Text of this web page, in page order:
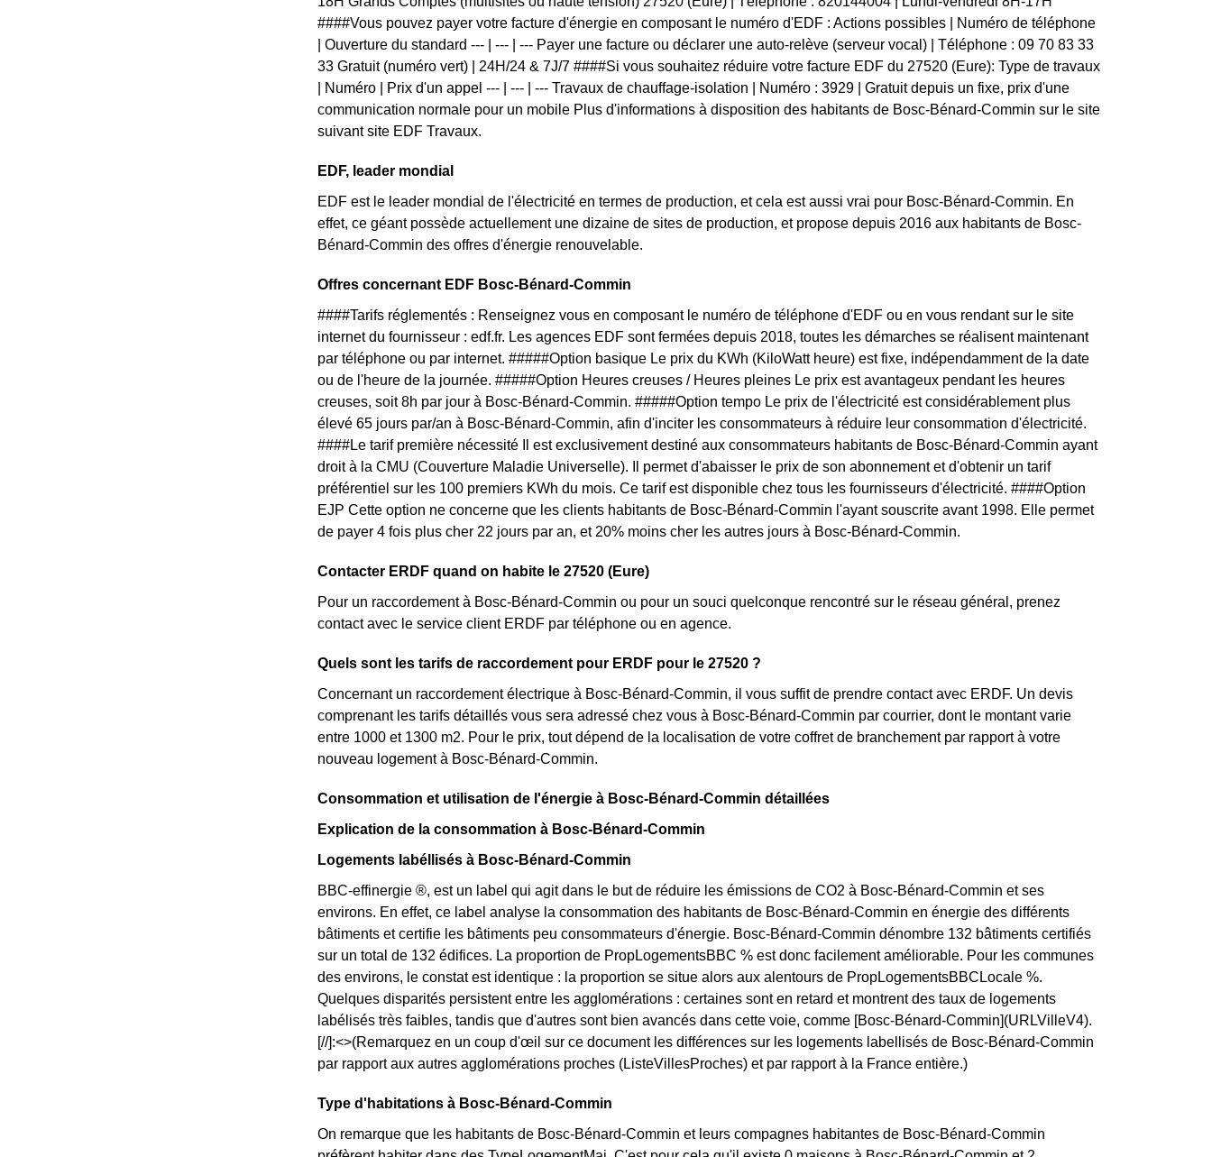
####Vous pouvez payer votre facture d'énergie en composant le numéro d'EDF : Actions possibles | Numéro de téléphone
| Ouverture du standard --- | --- | --- Payer une facture ou déclarer une auto-relève (serveur vocal) | Téléphone : 09 70 83 33
33 Gratuit (numéro vert) | 24H/24 & 7J/7 ####Si vous souhaitez réduire votre facture EDF du 27520 (Eure): Type de travaux
| Numéro | Prix d'un appel --- | --- | --- Travaux de chauffage-isolation | Numéro : 3929 | Gratuit depuis un fixe, prix d'une
communication normale pour un mobile Plus d'informations à disposition des habitants de Bosc-Bénard-Commin sur le site
suivant site EDF Travaux.
EDF, leader mondial
EDF est le leader mondial de l'électricité en termes de production, et cela est aussi vrai pour Bosc-Bénard-Commin. En
effet, ce géant possède actuellement une dizaine de sites de production, et propose depuis 2016 aux habitants de Bosc-
Bénard-Commin des offres d'énergie renouvelable.
Offres concernant EDF Bosc-Bénard-Commin
####Tarifs réglementés : Renseignez vous en composant le numéro de téléphone d'EDF ou en vous rendant sur le site
internet du fournisseur : edf.fr. Les agences EDF sont fermées depuis 2018, toutes les démarches se réalisent maintenant
par téléphone ou par internet. #####Option basique Le prix du KWh (KiloWatt heure) est fixe, indépendamment de la date
ou de l'heure de la journée. #####Option Heures creuses / Heures pleines Le prix est avantageux pendant les heures
creuses, soit 8h par jour à Bosc-Bénard-Commin. #####Option tempo Le prix de l'électricité est considérablement plus
élevé 65 jours par/an à Bosc-Bénard-Commin, afin d'inciter les consommateurs à réduire leur consommation d'électricité.
####Le tarif première nécessité Il est exclusivement destiné aux consommateurs habitants de Bosc-Bénard-Commin ayant
droit à la CMU (Couverture Maladie Universelle). Il permet d'abaisser le prix de son abonnement et d'obtenir un tarif
préférentiel sur les 100 premiers KWh du mois. Ce tarif est disponible chez tous les fournisseurs d'électricité. ####Option
EJP Cette option ne concerne que les clients habitants de Bosc-Bénard-Commin l'ayant souscrite avant 1998. Elle permet
de payer 4 fois plus cher 22 jours par an, et 20% moins cher les autres jours à Bosc-Bénard-Commin.
Contacter ERDF quand on habite le 27520 (Eure)
Pour un raccordement à Bosc-Bénard-Commin ou pour un souci quelconque rencontré sur le réseau général, prenez
contact avec le service client ERDF par téléphone ou en agence.
Quels sont les tarifs de raccordement pour ERDF pour le 27520 ?
Concernant un raccordement électrique à Bosc-Bénard-Commin, il vous suffit de prendre contact avec ERDF. Un devis
comprenant les tarifs détaillés vous sera adressé chez vous à Bosc-Bénard-Commin par courrier, dont le montant varie
entre 1000 et 1300 m2. Pour le prix, tout dépend de la localisation de votre coffret de branchement par rapport à votre
nouveau logement à Bosc-Bénard-Commin.
Consommation et utilisation de l'énergie à Bosc-Bénard-Commin détaillées
Explication de la consommation à Bosc-Bénard-Commin
Logements labéllisés à Bosc-Bénard-Commin
BBC-effinergie ®, est un label qui agit dans le but de réduire les émissions de CO2 à Bosc-Bénard-Commin et ses
environs. En effet, ce label analyse la consommation des habitants de Bosc-Bénard-Commin en énergie des différents
bâtiments et certifie les bâtiments peu consommateurs d'énergie. Bosc-Bénard-Commin dénombre 132 bâtiments certifiés
sur un total de 132 édifices. La proportion de PropLogementsBBC % est donc facilement améliorable. Pour les communes
des environs, le constat est identique : la proportion se situe alors aux alentours de PropLogementsBBCLocale %.
Quelques disparités persistent entre les agglomérations : certaines sont en retard et montrent des taux de logements
labélisés très faibles, tandis que d'autres sont bien avancés dans cette voie, comme [Bosc-Bénard-Commin](URLVilleV4).
[//]:<>(Remarquez en un coup d'œil sur ce document les différences sur les logements labellisés de Bosc-Bénard-Commin
par rapport aux autres agglomérations proches (ListeVillesProches) et par rapport à la France entière.)
Type d'habitations à Bosc-Bénard-Commin
On remarque que les habitants de Bosc-Bénard-Commin et leurs compagnes habitantes de Bosc-Bénard-Commin